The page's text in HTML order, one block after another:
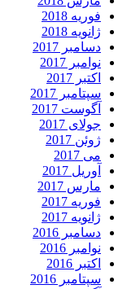
فوریه 2018
ژانویه 2018
دسامبر 2017
نوامبر 2017
اکتبر 2017
سپتامبر 2017
آگوست 2017
جولای 2017
ژوئن 2017
می 2017
آوریل 2017
مارس 2017
فوریه 2017
ژانویه 2017
دسامبر 2016
نوامبر 2016
اکتبر 2016
سپتامبر 2016